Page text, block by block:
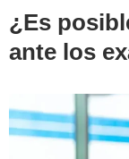
¿Es
ante los